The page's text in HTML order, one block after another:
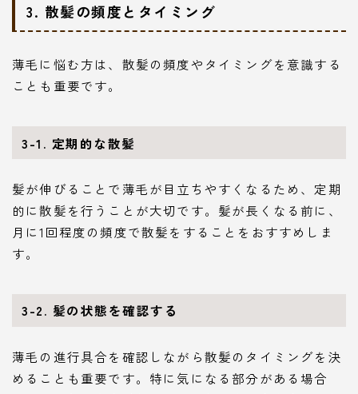
3. 散髪の頻度とタイミング
薄毛に悩む方は、散髪の頻度やタイミングを意識する
ことも重要です。
3-1. 定期的な散髪
髪が伸びることで薄毛が目立ちやすくなるため、定期
的に散髪を行うことが大切です。髪が長くなる前に、
月に1回程度の頻度で散髪をすることをおすすめしま
す。
3-2. 髪の状態を確認する
薄毛の進行具合を確認しながら散髪のタイミングを決
めることも重要です。特に気になる部分がある場合